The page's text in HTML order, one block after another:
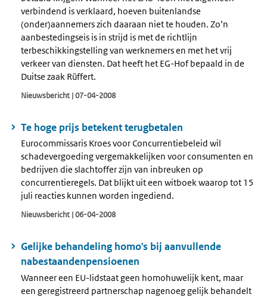
verbindend is verklaard, hoeven buitenlandse
(onder)aannemers zich daaraan niet te houden. Zo’n
aanbestedingseis is in strijd is met de richtlijn
terbeschikkingstelling van werknemers en met het vrij
verkeer van diensten. Dat heeft het EG-Hof bepaald in de
Duitse zaak Rüffert.
Nieuwsbericht | 07-04-2008
Te hoge prijs betekent terugbetalen
Eurocommissaris Kroes voor Concurrentiebeleid wil
schadevergoeding vergemakkelijken voor consumenten en
bedrijven die slachtoffer zijn van inbreuken op
concurrentieregels. Dat blijkt uit een witboek waarop tot 15
juli reacties kunnen worden ingediend.
Nieuwsbericht | 06-04-2008
Gelijke behandeling homo's bij aanvullende
nabestaandenpensioenen
Wanneer een EU-lidstaat geen homohuwelijk kent, maar
een geregistreerd partnerschap nagenoeg gelijk behandelt